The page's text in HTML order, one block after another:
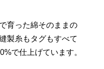
育った綿そのままの
製糸もタグもすべて
で仕上げています。